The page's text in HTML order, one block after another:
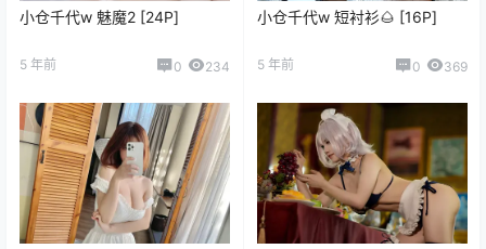
小仓千代w 魅魔2 [24P]
5 年前 0 234
小仓千代w 短衬衫🌰 [16P]
5 年前 0 369